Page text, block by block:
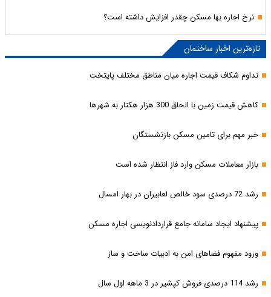
نرخ اجاره بها مسکن چقدر افزایش داشته است؟
تازه‌ترین اخبار ساختمان
تداوم شکاف قیمت اجاره میان مناطق مختلف پایتخت
کاهش قیمت زمین با الحاق 300 هزار هکتار به شهرها
خبر مهم برای تامین مسکن بازنشستگان
بازار معاملات مسکن وارد فاز انتظار شده است
رشد 72 درصدی سود خالص لعابیران در بهار امسال
پیشنهاد ایجاد سامانه جامع قراردادنویسی اجاره مسکن
ورود مفهوم فضاهای امن به ادبیات ساخت و ساز
رشد 114 درصدی فروش کپشیر در 3 ماهه اول سال